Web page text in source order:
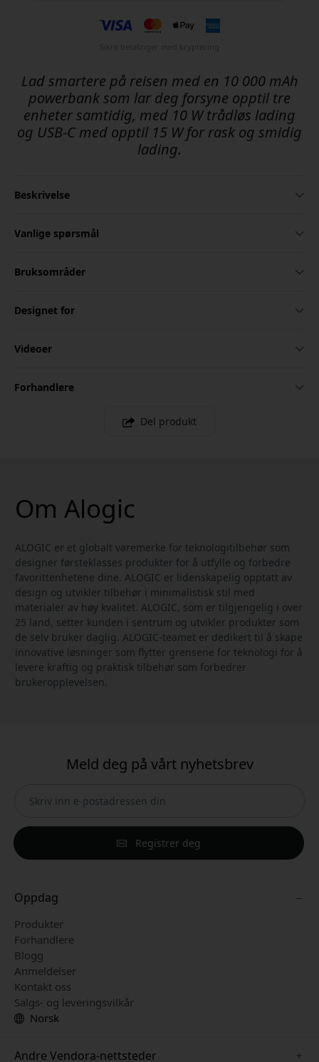
Lad smartere på reisen med en 10 000 mAh
powerbank som lar deg forsyne opptil tre
enheter samtidig, med 10 W trådløs lading
og USB-C med opptil 15 W for rask og smidig
lading.
Beskrivelse
Vanlige spørsmål
Bruksområder
Designet for
Videoer
Forhandlere
Del produkt
Om Alogic
ALOGIC er et globalt varemerke for teknologitilbehør som
designer førsteklasses produkter for å utfylle og forbedre
favorittenhetene dine. ALOGIC er lidenskapelig opptatt av
design og utvikler tilbehør i minimalistisk stil med
materialer av høy kvalitet. ALOGIC, som er tilgjengelig i over
25 land, setter kunden i sentrum og utvikler produkter som
de selv bruker daglig. ALOGIC-teamet er dedikert til å skape
innovative løsninger som flytter grensene for teknologi for å
levere kraftig og praktisk tilbehør som forbedrer
brukeropplevelsen.
Meld deg på vårt nyhetsbrev
Registrer deg
Oppdag
Produkter
Forhandlere
Blogg
Anmeldelser
Kontakt oss
Salgs- og leveringsvilkår
Norsk
Andre Vendora-nettsteder